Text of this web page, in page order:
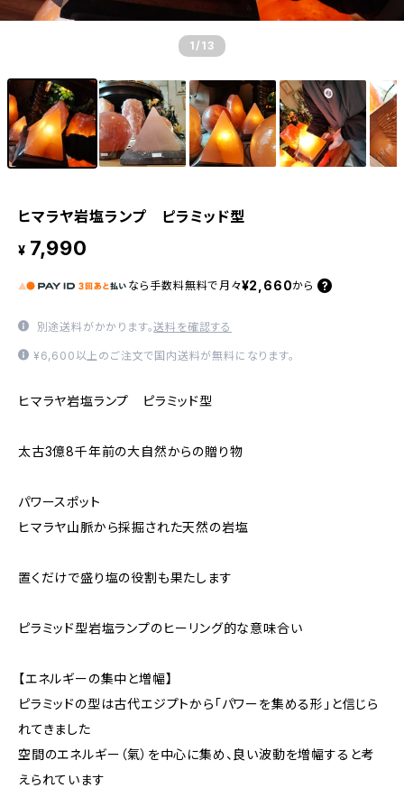
1 /13
ヒマラヤ岩塩ランプ ピラミッド型
¥ 7,990
なら 手数料無料で 月々¥2,660から
別途送料がかかります。送料を確認する
¥6,600以上のご注文で国内送料が無料になります。
ヒマラヤ岩塩ランプ ピラミッド型
太古3億8千年前の大自然からの贈り物
パワースポット
ヒマラヤ山脈から採掘された天然の岩塩
置くだけで盛り塩の役割も果たします
ピラミッド型岩塩ランプのヒーリング的な意味合い
【エネルギーの集中と増幅】
ピラミッドの型は古代エジプトから「パワーを集める形」と信じら
れてきました
空間のエネルギー（氣）を中心に集め、良い波動を増幅すると考
えられています